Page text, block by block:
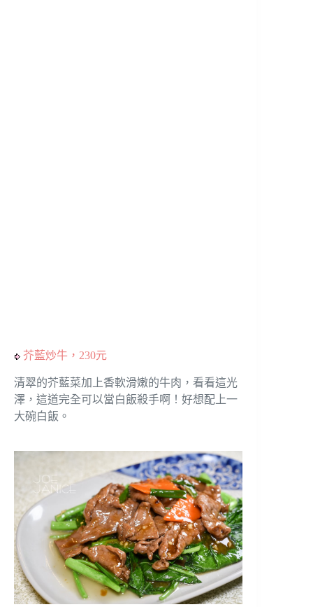
芥藍炒牛，230元
清翠的芥藍菜加上香軟滑嫩的牛肉，看看這光
澤，這道完全可以當白飯殺手啊！好想配上一
大碗白飯。